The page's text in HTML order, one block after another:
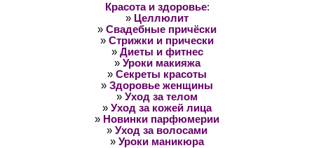
Красота и здоровье:
» Целлюлит
» Свадебные причёски
» Стрижки и прически
» Диеты и фитнес
» Уроки макияжа
» Секреты красоты
» Здоровье женщины
» Уход за телом
» Уход за кожей лица
» Новинки парфюмерии
» Уход за волосами
» Уроки маникюра